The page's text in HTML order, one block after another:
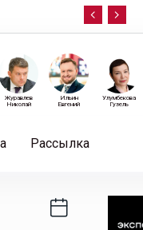
Улумбекова
Гузель
Ильин
Евгений
Журавлев
Николай
Рассылка